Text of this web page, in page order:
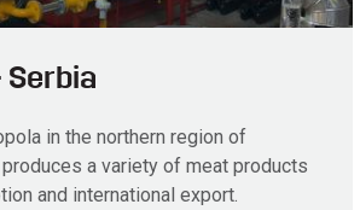
Serbia
in the northern region of
a variety of meat products
and international export.